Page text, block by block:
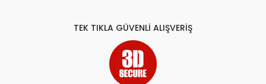
TEK TIKLA GÜVENLİ ALIŞVERİŞ